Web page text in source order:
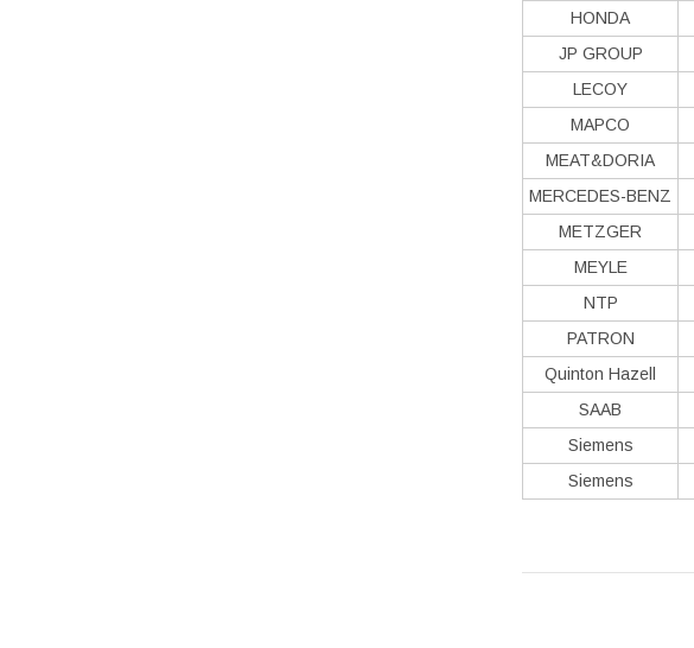
HONDA
JP GROUP
LECOY
MAPCO
MEAT&DORIA
MERCEDES-BENZ
METZGER
MEYLE
NTP
PATRON
Quinton Hazell
SAAB
Siemens
Siemens